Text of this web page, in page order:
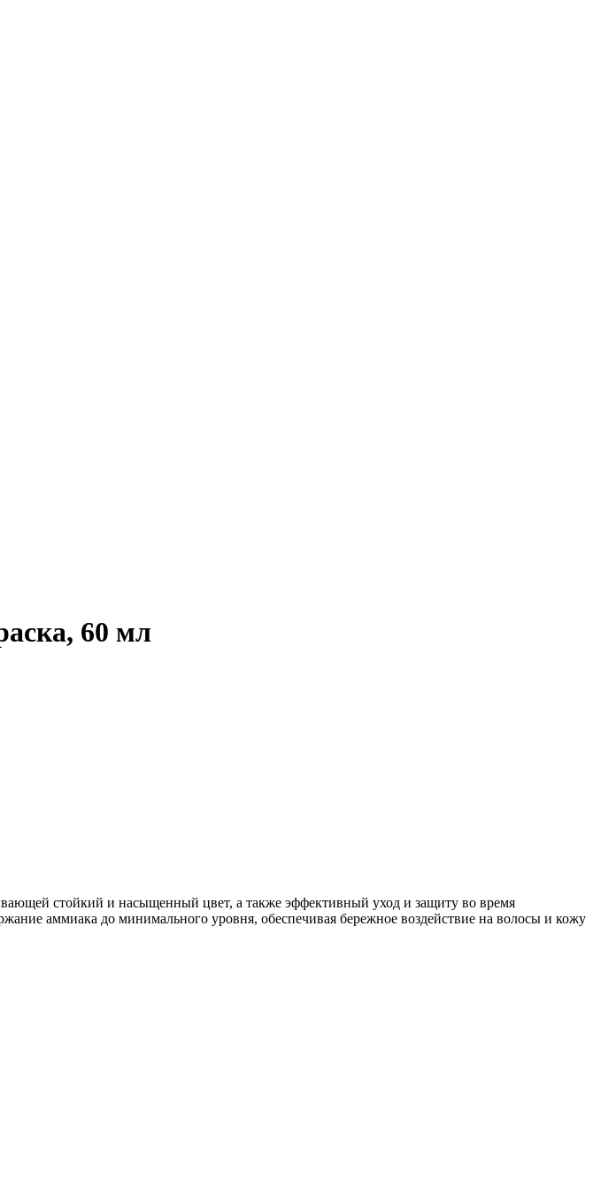
60 мл
стойкий и насыщенный цвет, а также эффективный уход и защиту во время
аммиака до минимального уровня, обеспечивая бережное воздействие на волосы и кожу